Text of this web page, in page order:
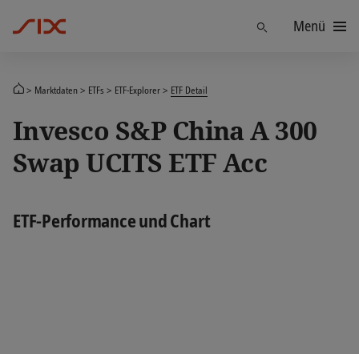
FindenMenü
Marktdaten ETFs ETF-Explorer ETF Detail
Invesco S&P China A 300
Swap UCITS ETF Acc
ETF-Performance und Chart